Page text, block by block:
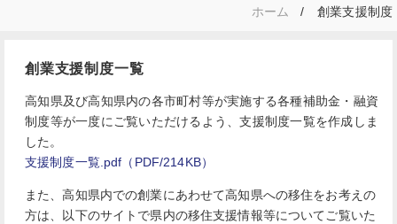
ホーム 創業支援制度
創業支援制度一覧
高知県及び高知県内の各市町村等が実施する各種補助金・融資
制度等が一度にご覧いただけるよう、支援制度一覧を作成しま
した。
支援制度一覧.pdf（PDF/214KB）
また、高知県内での創業にあわせて高知県への移住をお考えの
方は、以下のサイトで県内の移住支援情報等についてご覧いた